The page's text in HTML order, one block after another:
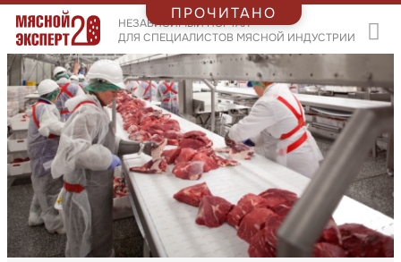
НЕЗАВИСИМЫЙ ПОРТАЛ
ДЛЯ СПЕЦИАЛИСТОВ МЯСНОЙ ИНДУСТРИИ
ПРОЧИТАНО